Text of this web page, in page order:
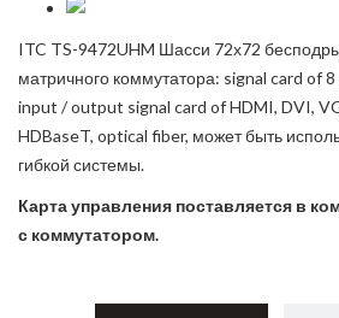
ITC TS-9472UHM Шасси 72х72
матричного коммутатора: signal card of
input / output signal card of HDMI, DVI,
HDBaseT, optical fiber, может быть
гибкой системы.
Карта управления поставляется в
с коммутатором.